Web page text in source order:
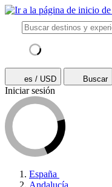
es / USD Buscar
Iniciar sesión
España
Andalucía